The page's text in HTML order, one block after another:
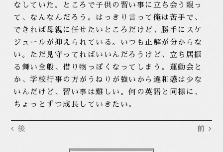
なしていた。ところで子供の習い事に立ち会う親っ
て、なんなんだろう。はっきり言って俺は苦手で、
できれば母親に任せたいところだけど、勝手にスケ
ジュールが抑えられている。いつも正解が分からな
い。ただ見守ってればいいんだろうけど、立ち居振
る舞い全般、借り物っぽくなってしまう。運動会と
か、学校行事の方がうねりが強いから違和感は少な
いんだけど、習い事は難しい。何の英語と同様に、
ちょっとずつ成長していきたい。
後 前